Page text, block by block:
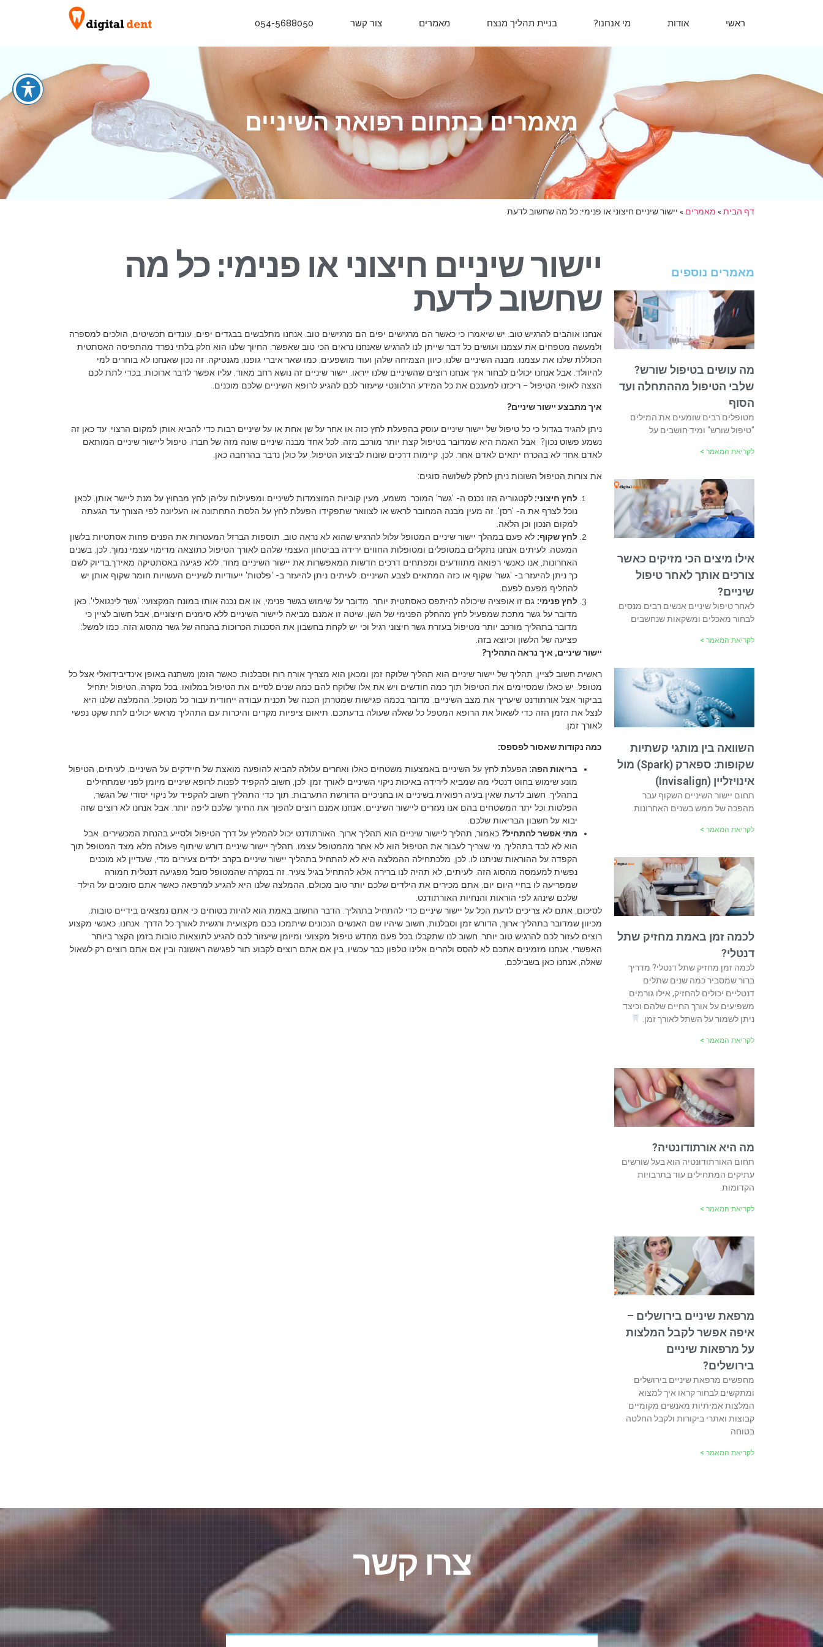
ראשי אודות מי אנחנו? בניית תהליך מנצח מאמרים צור קשר 054-5688050
מאמרים בתחום רפואת השיניים
דף הבית» מאמרים » יישור שיניים חיצוני או פנימי: כל מה שחשוב לדעת
מאמרים נוספים
מה עושים בטיפול שורש?
שלבי הטיפול מההתחלה ועד
הסוף
מטופלים רבים שומעים את המילים
"טיפול שורש" ומיד חושבים על
לקריאת המאמר >
אילו מיצים הכי מזיקים כאשר
צורכים אותך לאחר טיפול
שיניים?
לאחר טיפול שיניים אנשים רבים מנסים
לבחור מאכלים ומשקאות שנחשבים
לקריאת המאמר >
השוואה בין מותגי קשתיות
שקופות: ספארק (Spark) מול
אינויזליין (Invisalign)
תחום יישור השיניים השקוף עבר
מהפכה של ממש בשנים האחרונות.
לקריאת המאמר >
לכמה זמן באמת מחזיק שתל
דנטלי?
לכמה זמן מחזיק שתל דנטלי? מדריך
ברור שמסביר כמה שנים שתלים
דנטליים יכולים להחזיק, אילו גורמים
משפיעים על אורך החיים שלהם וכיצד
ניתן לשמור על השתל לאורך זמן.
לקריאת המאמר >
מה היא אורתודונטיה?
תחום האורתודונטיה הוא בעל שורשים
עתיקים המתחילים עוד בתרבויות
הקדומות.
לקריאת המאמר >
מרפאת שיניים בירושלים –
איפה אפשר לקבל המלצות
על מרפאות שיניים
בירושלים?
מחפשים מרפאת שיניים בירושלים
ומתקשים לבחור קראו איך למצוא
המלצות אמיתיות מאנשים מקומיים
קבוצות ואתרי ביקורות ולקבל החלטה
בטוחה
לקריאת המאמר >
יישור שיניים חיצוני או פנימי: כל מה
שחשוב לדעת
אנחנו אוהבים להרגיש טוב. יש שיאמרו כי כאשר הם מרגישים יפים הם מרגישים טוב. אנחנו מתלבשים בבגדים יפים, עונדים תכשיטים, הולכים למספרה
ולמעשה מטפחים את עצמנו ועושים כל דבר שייתן לנו להרגיש שאנחנו נראים הכי טוב שאפשר. החיוך שלנו הוא חלק בלתי נפרד מהתפיסה האסתטית
הכוללת שלנו את עצמנו. מבנה השיניים שלנו, כיוון הצמיחה שלהן ועוד מושפעים, כמו שאר איברי גופנו, מגנטיקה. זה נכון שאנחנו לא בוחרים למי
להיוולד. אבל אנחנו יכולים לבחור איך אנחנו רוצים שהשיניים שלנו ייראו. יישור שיניים זה נושא רחב מאוד, עליו אפשר לדבר ארוכות. בכדי לתת לכם
הצצה לאופי הטיפול – ריכזנו למענכם את כל המידע הרלוונטי שיעזור לכם להגיע לרופא השיניים שלכם מוכנים.
איך מתבצע יישור שיניים?
ניתן להגיד בגדול כי כל טיפול של יישור שיניים עוסק בהפעלת לחץ כזה או אחר על שן אחת או על שיניים רבות כדי להביא אותן למקום הרצוי. עד כאן זה
נשמע פשוט נכון? אבל האמת היא שמדובר בטיפול קצת יותר מורכב מזה. לכל אחד מבנה שיניים שונה מזה של חברו. טיפול ליישור שיניים המותאם
לאדם אחד לא בהכרח יתאים לאדם אחר. לכן, קיימות דרכים שונות לביצוע הטיפול. על כולן נדבר בהרחבה כאן.
את צורות הטיפול השונות ניתן לחלק לשלושה סוגים:
לחץ חיצוני: לקטגוריה הזו נכנס ה- 'גשר' המוכר. משמע, מעין קוביות המוצמדות לשיניים ומפעילות עליהן לחץ מבחוץ על מנת ליישר אותן. לכאן
נוכל לצרף את ה- 'רסן'. זה מעין מבנה המחובר לראש או לצוואר שתפקידו הפעלת לחץ על הלסת התחתונה או העליונה לפי הצורך עד הגעתה
למקום הנכון וכן הלאה.
לחץ שקוף: לא פעם במהלך יישור שיניים המטופל עלול להרגיש שהוא לא נראה טוב. תוספות הברזל המעטרות את הפנים פחות אסתטיות בלשון
המעטה. לעיתים אנחנו נתקלים במטופלים ומטופלות החווים ירידה בביטחון העצמי שלהם לאורך הטיפול כתוצאה מדימוי עצמי נמוך. לכן, בשנים
האחרונות, אנו כאנשי רפואה מתוודעים ומפתחים דרכים חדשות המאפשרות את יישור השיניים מחד, ללא פגיעה באסתטיקה מאידך.בדיוק לשם
כך ניתן להיעזר ב- 'גשר' שקוף או כזה המתאים לצבע השיניים. לעיתים ניתן להיעזר ב- 'פלטות' ייעודיות לשיניים העשויות חומר שקוף אותן יש
להחליף מפעם לפעם.
לחץ פנימי: גם זו אופציה שיכולה להיתפס כאסתטית יותר. מדובר על שימוש בגשר פנימי, או אם נכנה אותו במונח המקצועי: 'גשר לינגואלי'. כאן
מדובר על גשר מתכת שמפעיל לחץ מהחלק הפנימי של השן. שיטה זו אמנם מביאה ליישור השיניים ללא סימנים חיצוניים, אבל חשוב לציין כי
מדובר בתהליך מורכב יותר מטיפול בעזרת גשר חיצוני רגיל וכי יש לקחת בחשבון את הסכנות הכרוכות בהנחה של גשר מהסוג הזה. כמו למשל:
פציעה של הלשון וכיוצא בזה.
יישור שיניים, איך נראה התהליך?
ראשית חשוב לציין, תהליך של יישור שיניים הוא תהליך שלוקח זמן ומכאן הוא מצריך אורח רוח וסבלנות. כאשר הזמן משתנה באופן אינדיבידואלי אצל כל
מטופל. יש כאלו שמסיימים את הטיפול תוך כמה חודשים ויש את אלו שלוקח להם כמה שנים לסיים את הטיפול במלואו. בכל מקרה, הטיפול יתחיל
בביקור אצל אורתודנט שיעריך את מצב השיניים. מדובר בכמה פגישות שמטרתן הכנה של תכנית עבודה ייחודית עבור כל מטופל. ההמלצה שלנו היא
לנצל את הזמן הזה כדי לשאול את הרופא המטפל כל שאלה שעולה בדעתכם. תיאום ציפיות מקדים והיכרות עם התהליך מראש יכולים לתת שקט נפשי
לאורך זמן.
כמה נקודות שאסור לפספס:
בריאות הפה: הפעלת לחץ על השיניים באמצעות משטחים כאלו ואחרים עלולה להביא להופעה מואצת של חיידקים על השיניים. לעיתים, הטיפול
מונע שימוש בחוט דנטלי מה שמביא לירידה באיכות ניקוי השיניים לאורך זמן. לכן, חשוב להקפיד לפנות לרופא שיניים מיומן לפני שמתחילים
בתהליך. חשוב לדעת שאין בעיה רפואית בשיניים או בחניכיים הדורשת התערבות. תוך כדי התהליך חשוב להקפיד על ניקוי יסודי של הגשר,
הפלטות וכל יתר המשטחים בהם אנו נעזרים ליישור השיניים. אנחנו אמנם רוצים להפוך את החיוך שלכם ליפה יותר. אבל אנחנו לא רוצים שזה
יבוא על חשבון הבריאות שלכם.
מתי אפשר להתחיל? כאמור, תהליך ליישור שיניים הוא תהליך ארוך. האורתודנט יכול להמליץ על דרך הטיפול ולסייע בהנחת המכשירים. אבל
הוא לא לבד בתהליך. מי שצריך לעבור את הטיפול הוא לא אחר מהמטופל עצמו. תהליך יישור שיניים דורש שיתוף פעולה מלא מצד המטופל תוך
הקפדה על ההוראות שניתנו לו. לכן, מלכתחילה ההמלצה היא לא להתחיל בתהליך יישור שיניים בקרב ילדים צעירים מדי, שעדיין לא מוכנים
נפשית למעמסה מהסוג הזה. לעיתים, לא תהיה לנו ברירה אלא להתחיל בגיל צעיר. זה במקרה שהמטופל סובל מפגיעה דנטלית חמורה
שמפריעה לו בחיי היום יום. אתם מכירים את הילדים שלכם יותר טוב מכולם. ההמלצה שלנו היא להגיע למרפאה כאשר אתם סומכים על הילד
שלכם שינהג לפי הוראות והנחיות האורתודנט.
לסיכום, אתם לא צריכים לדעת הכל על יישור שיניים כדי להתחיל בתהליך. הדבר החשוב באמת הוא להיות בטוחים כי אתם נמצאים בידיים טובות.
מכיוון שמדובר בתהליך ארוך, הדורש זמן וסבלנות, חשוב שיהיו שם האנשים הנכונים שיתמכו בכם מקצועית ורגשית לאורך כל הדרך. אנחנו, כאנשי מקצוע
רוצים לעזור לכם להרגיש טוב יותר. חשוב לנו שתקבלו בכל פעם מחדש טיפול מקצועי ומיומן שיעזור לכם להגיע לתוצאות טובות בזמן הקצר ביותר
האפשרי. אנחנו מזמינים אתכם לא להסס ולהרים אלינו טלפון כבר עכשיו. בין אם אתם רוצים לקבוע תור לפגישה ראשונה ובין אם אתם רוצים רק לשאול
שאלה, אנחנו כאן בשבילכם.
צרו קשר